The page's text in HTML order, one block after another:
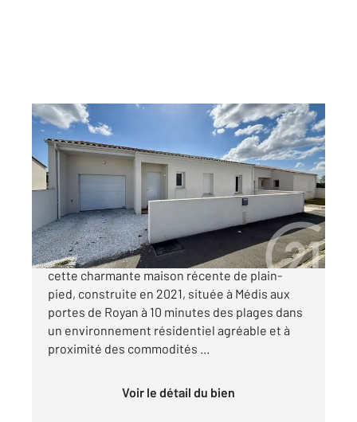
ROYAN 17
110 m2 , 4 pièces
Ref : 353
Maison à vendre
315 000 €
Century 21 l'Agence de la Seudre vous propose
cette charmante maison récente de plain-
pied, construite en 2021, située à Médis aux
portes de Royan à 10 minutes des plages dans
un environnement résidentiel agréable et à
proximité des commodités ...
Voir le détail du bien